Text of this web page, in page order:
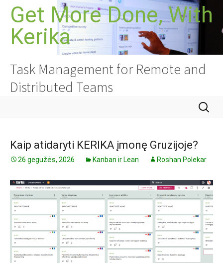
Pereiti
prie
turinio
Get More Done, With
Kerika
Task Management for Remote and
Distributed Teams
Ieškoti:
Kaip atidaryti KERIKA įmonę Gruzijoje?
26 gegužės, 2026 Kanban ir Lean Roshan Polekar